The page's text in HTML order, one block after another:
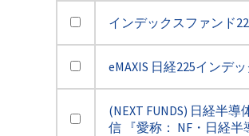
インデックスファンド
eMAXIS 日経225インデ
(NEXT FUNDS) 日経半
信 『愛称： NF・日経半